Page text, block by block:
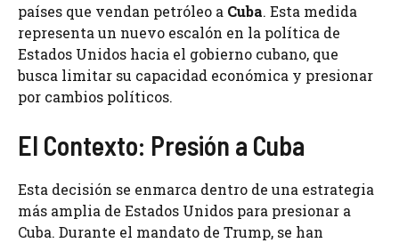
países que vendan petróleo a Cuba. Esta medida
representa un nuevo escalón en la política de
Estados Unidos hacia el gobierno cubano, que
busca limitar su capacidad económica y presionar
por cambios políticos.
El Contexto: Presión a Cuba
Esta decisión se enmarca dentro de una estrategia
más amplia de Estados Unidos para presionar a
Cuba. Durante el mandato de Trump, se han